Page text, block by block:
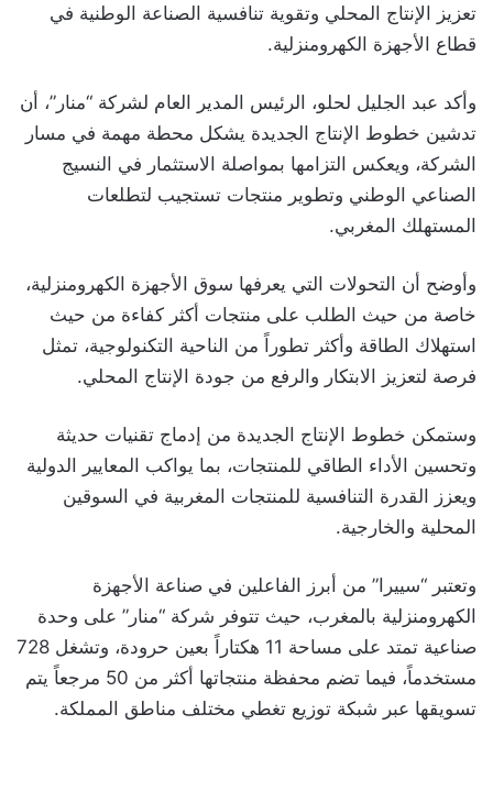
تعزيز الإنتاج المحلي وتقوية تنافسية الصناعة الوطنية في
قطاع الأجهزة الكهرومنزلية.
وأكد عبد الجليل لحلو، الرئيس المدير العام لشركة “منار”، أن
تدشين خطوط الإنتاج الجديدة يشكل محطة مهمة في مسار
الشركة، ويعكس التزامها بمواصلة الاستثمار في النسيج
الصناعي الوطني وتطوير منتجات تستجيب لتطلعات
المستهلك المغربي.
وأوضح أن التحولات التي يعرفها سوق الأجهزة الكهرومنزلية،
خاصة من حيث الطلب على منتجات أكثر كفاءة من حيث
استهلاك الطاقة وأكثر تطوراً من الناحية التكنولوجية، تمثل
فرصة لتعزيز الابتكار والرفع من جودة الإنتاج المحلي.
وستمكن خطوط الإنتاج الجديدة من إدماج تقنيات حديثة
وتحسين الأداء الطاقي للمنتجات، بما يواكب المعايير الدولية
ويعزز القدرة التنافسية للمنتجات المغربية في السوقين
المحلية والخارجية.
وتعتبر “سييرا” من أبرز الفاعلين في صناعة الأجهزة
الكهرومنزلية بالمغرب، حيث تتوفر شركة “منار” على وحدة
صناعية تمتد على مساحة 11 هكتاراً بعين حرودة، وتشغل 728
مستخدماً، فيما تضم محفظة منتجاتها أكثر من 50 مرجعاً يتم
تسويقها عبر شبكة توزيع تغطي مختلف مناطق المملكة.